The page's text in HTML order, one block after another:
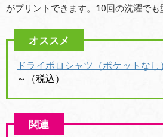
がプリントできます。10回の洗濯でも
ドライポロシャツ（ポケットな
～（税込）